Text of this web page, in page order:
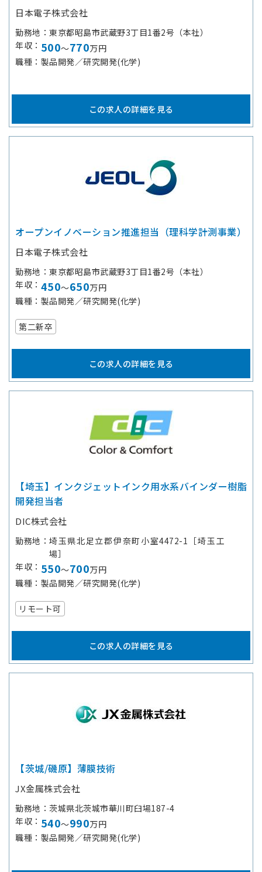
日本電子株式会社
勤務地
東京都昭島市武蔵野3丁目1番2号（本社）
年収
500～770万円
職種
製品開発／研究開発(化学)
この求人の詳細を見る
オープンイノベーション推進担当（理科学計測事業）
日本電子株式会社
勤務地
東京都昭島市武蔵野3丁目1番2号（本社）
年収
450～650万円
職種
製品開発／研究開発(化学)
第二新卒
この求人の詳細を見る
【埼玉】インクジェットインク用水系バインダー樹脂
開発担当者
DIC株式会社
勤務地
埼玉県北足立郡伊奈町小室4472-1［埼玉工
場］
年収
550～700万円
職種
製品開発／研究開発(化学)
リモート可
この求人の詳細を見る
【茨城/磯原】薄膜技術
JX金属株式会社
勤務地
茨城県北茨城市華川町臼場187-4
年収
540～990万円
職種
製品開発／研究開発(化学)